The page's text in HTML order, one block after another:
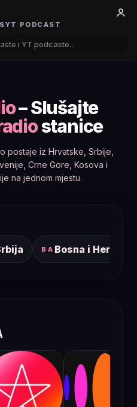
YT PODCAST
– Slušajte
stanice
postaje iz Hrvatske, Srbije,
Crne Gore, Kosova i
na jednom mjestu.
BA Bosna i